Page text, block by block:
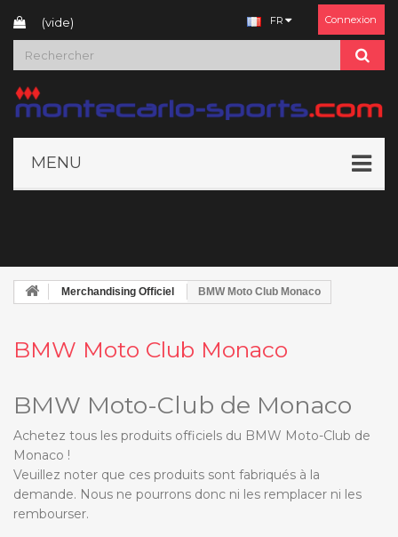
Connexion
(vide) FR
MENU
Merchandising Officiel BMW Moto Club Monaco
BMW Moto Club Monaco
BMW Moto-Club de Monaco
Achetez tous les produits officiels du BMW Moto-Club de
Monaco !
Veuillez noter que ces produits sont fabriqués à la
demande. Nous ne pourrons donc ni les remplacer ni les
rembourser.